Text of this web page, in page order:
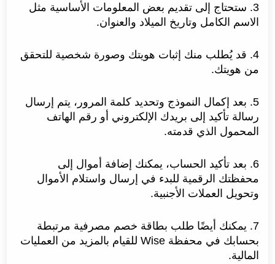
3. ستحتاج إلى تقديم بعض المعلومات الأساسية مثل
الاسم الكامل وتاريخ الميلاد والعنوان.
4. قد يُطلب منك إثبات هويتك وصورة شخصية للتحقق
من هويتك.
5. بعد إكمال النموذج وتحديد كلمة المرور، يتم إرسال
رسالة تأكيد إلى بريدك الإلكتروني أو رقم الهاتف
المحمول الذي قدمته.
6. بعد تأكيد الحساب، يمكنك إضافة أموال إلى
محفظتك الرقمية للبدء في إرسال واستلام الأموال
وتحويل العملات الأجنبية.
7. يمكنك أيضًا طلب بطاقة خصم مصرفية مرتبطة
بحسابك في محفظة Wise للقيام بالمزيد من العمليات
المالية.